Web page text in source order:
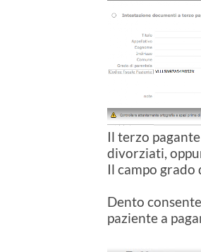
Il terzo
divorziati,
Il campo
Dento
paziente a